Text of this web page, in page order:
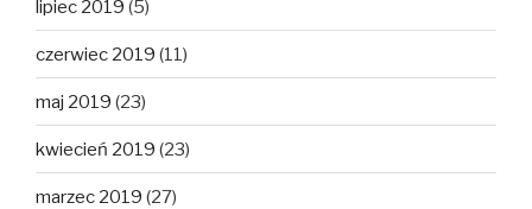
lipiec 2019 (5)
czerwiec 2019 (11)
maj 2019 (23)
kwiecień 2019 (23)
marzec 2019 (27)